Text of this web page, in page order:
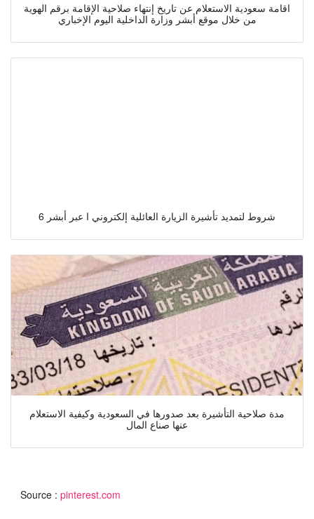
اقامة سعودية الاستعلام عن تاريخ إنتهاء صلاحية الإقامة برقم الهوية
من خلال موقع أبشر وزارة الداخلية اليوم الإخباري
6 شروط لتمديد تأشيرة الزيارة العائلية إلكتروني ا عبر أبشر
مدة صلاحية التأشيرة بعد صدورها في السعودية وكيفية الاستعلام
عنها صناع المال
Source : pinterest.com